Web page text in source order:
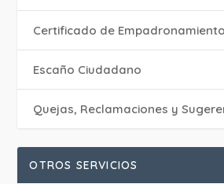
Certificado de Empadronamiento
Escaño Ciudadano
Quejas, Reclamaciones y
OTROS SERVICIOS